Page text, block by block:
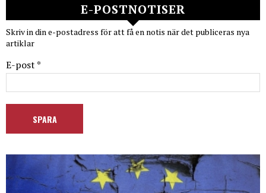
E-POSTNOTISER
Skriv in din e-postadress för att få en notis när det publiceras nya
artiklar
E-post *